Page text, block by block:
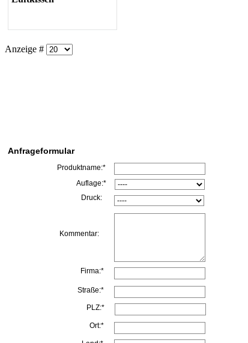
Anzeige #
Auflage:*
Druck:
Kommentar:
Firma:*
Straße:*
PLZ:*
Ort:*
Produktname:*
Anfrageformular